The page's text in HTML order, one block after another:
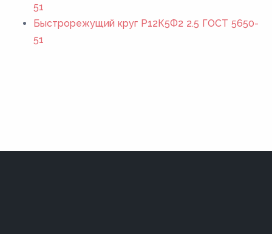
51
Быстрорежущий круг Р12К5Ф2 2.5 ГОСТ 5650-
51